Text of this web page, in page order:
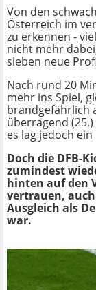
Von den
Österreich im
zu erkennen -
nicht mehr
sieben neue
Nach rund 20
mehr ins Spiel,
brandgefährlich
überragend
es lag jedoch
Doch die DFB-
zumindest
hinten auf den
vertrauen,
Ausgleich als
war.